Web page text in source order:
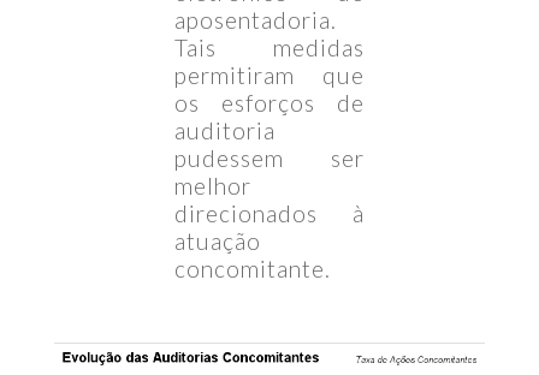
aposentadoria.
Tais medidas
permitiram que
os esforços de
auditoria
pudessem ser
melhor
direcionados à
atuação
concomitante.